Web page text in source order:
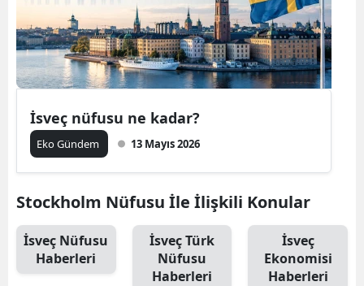
İsveç nüfusu ne kadar?
Eko Gündem 13 Mayıs 2026
Stockholm Nüfusu İle İlişkili Konular
İsveç Nüfusu
Haberleri
İsveç Türk
Nüfusu
Haberleri
İsveç
Ekonomisi
Haberleri